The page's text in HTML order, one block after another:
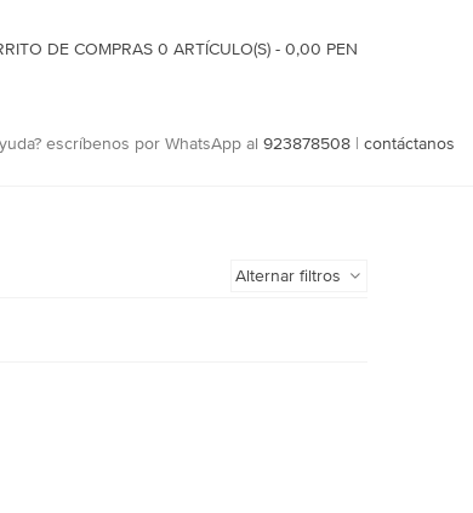
DE COMPRAS 0 ARTÍCULO(S) - 0,00 PEN
escríbenos por WhatsApp al 923878508 | contáctanos
Alternar filtros